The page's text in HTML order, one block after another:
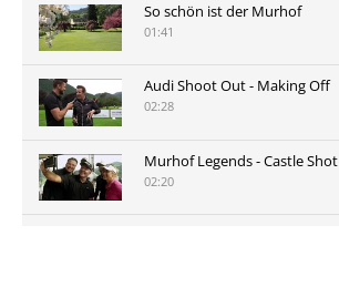
So schön ist der Murhof
01:41
Audi Shoot Out - Making Off
02:28
Murhof Legends - Castle Shot
02:20